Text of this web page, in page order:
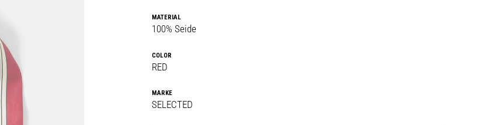
MATERIAL
100% Seide
COLOR
RED
MARKE
SELECTED